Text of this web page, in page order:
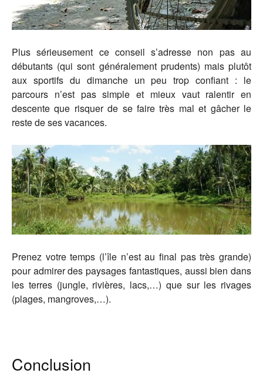
Plus sérieusement ce conseil s’adresse non pas au
débutants (qui sont généralement prudents) mais plutôt
aux sportifs du dimanche un peu trop confiant : le
parcours n’est pas simple et mieux vaut ralentir en
descente que risquer de se faire très mal et gâcher le
reste de ses vacances.
Prenez votre temps (l’île n’est au final pas très grande)
pour admirer des paysages fantastiques, aussi bien dans
les terres (jungle, rivières, lacs,…) que sur les rivages
(plages, mangroves,…).
Conclusion